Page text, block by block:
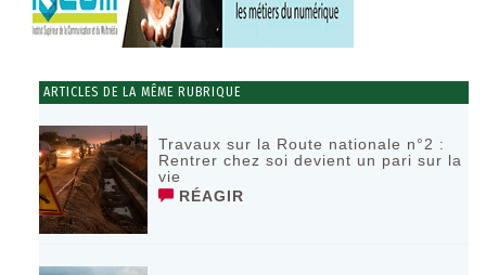
ARTICLES DE LA MÊME RUBRIQUE
Travaux sur la Route nationale n°2 :
Rentrer chez soi devient un pari sur la
vie
RÉAGIR